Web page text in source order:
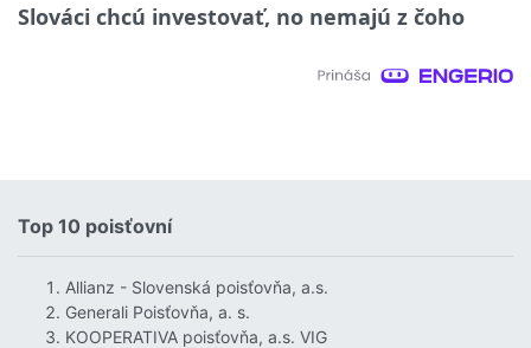
Slováci chcú investovať, no nemajú z čoho
Top 10 poisťovní
Allianz - Slovenská poisťovňa, a.s.
Generali Poisťovňa, a. s.
KOOPERATIVA poisťovňa, a.s. VIG